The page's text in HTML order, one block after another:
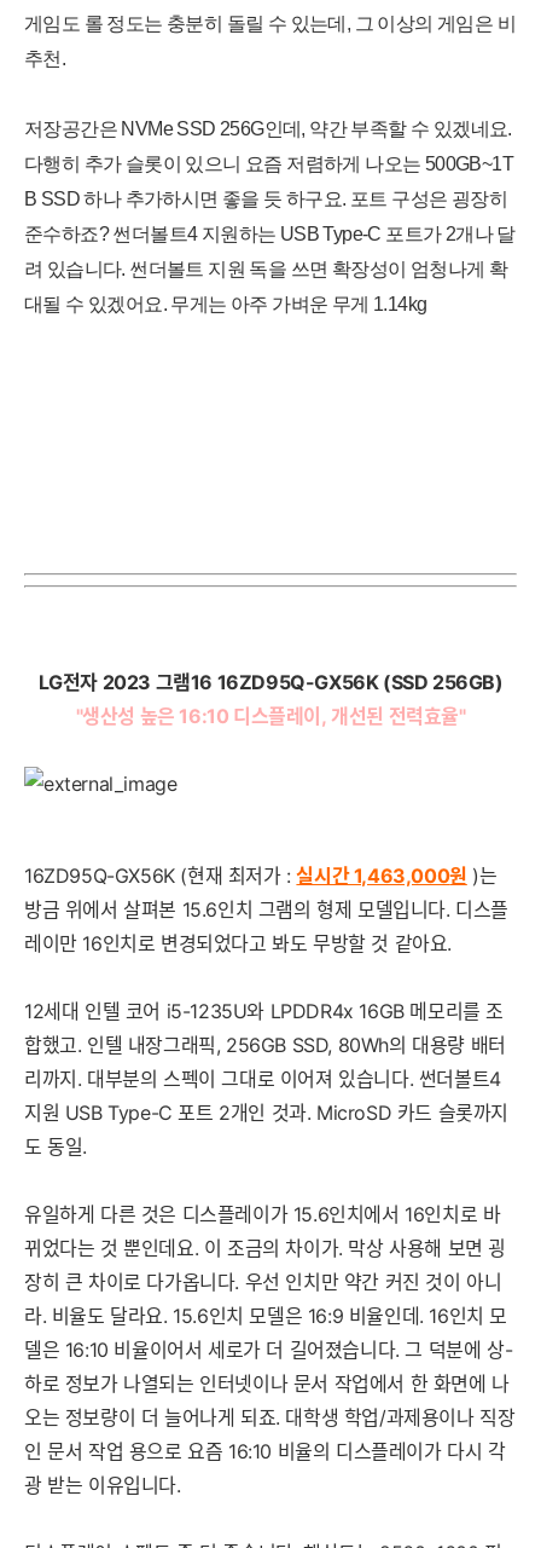
게임도 롤 정도는 충분히 돌릴 수 있는데, 그 이상의 게임은 비
추천.
저장공간은 NVMe SSD 256G인데, 약간 부족할 수 있겠네요.
다행히 추가 슬롯이 있으니 요즘 저렴하게 나오는 500GB~1T
B SSD 하나 추가하시면 좋을 듯 하구요. 포트 구성은 굉장히
준수하죠? 썬더볼트4 지원하는 USB Type-C 포트가 2개나 달
려 있습니다. 썬더볼트 지원 독을 쓰면 확장성이 엄청나게 확
대될 수 있겠어요. 무게는 아주 가벼운 무게 1.14kg
LG전자 2023 그램16 16ZD95Q-GX56K (SSD 256GB)
"생산성 높은 16:10 디스플레이, 개선된 전력효율"
16ZD95Q-GX56K (현재 최저가 :실시간 1,463,000원 )는
방금 위에서 살펴본 15.6인치 그램의 형제 모델입니다. 디스플
레이만 16인치로 변경되었다고 봐도 무방할 것 같아요.
12세대 인텔 코어 i5-1235U와 LPDDR4x 16GB 메모리를 조
합했고. 인텔 내장그래픽, 256GB SSD, 80Wh의 대용량 배터
리까지. 대부분의 스펙이 그대로 이어져 있습니다. 썬더볼트4
지원 USB Type-C 포트 2개인 것과. MicroSD 카드 슬롯까지
도 동일.
유일하게 다른 것은 디스플레이가 15.6인치에서 16인치로 바
뀌었다는 것 뿐인데요. 이 조금의 차이가. 막상 사용해 보면 굉
장히 큰 차이로 다가옵니다. 우선 인치만 약간 커진 것이 아니
라. 비율도 달라요. 15.6인치 모델은 16:9 비율인데. 16인치 모
델은 16:10 비율이어서 세로가 더 길어졌습니다. 그 덕분에 상-
하로 정보가 나열되는 인터넷이나 문서 작업에서 한 화면에 나
오는 정보량이 더 늘어나게 되죠. 대학생 학업/과제용이나 직장
인 문서 작업 용으로 요즘 16:10 비율의 디스플레이가 다시 각
광 받는 이유입니다.